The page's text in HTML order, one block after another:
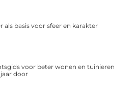
als basis voor sfeer en karakter
voor beter wonen en tuinieren
door